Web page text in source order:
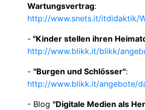
Wartungsvertrag:
http://www.snets.it/itdidaktik/
- "Kinder stellen ihren
http://www.blikk.it/blikk/
- "Burgen und Schlösser":
http://www.blikk.it/angebote/
- Blog "Digitale Medien als